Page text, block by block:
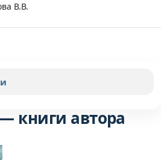
В.В.
книги автора